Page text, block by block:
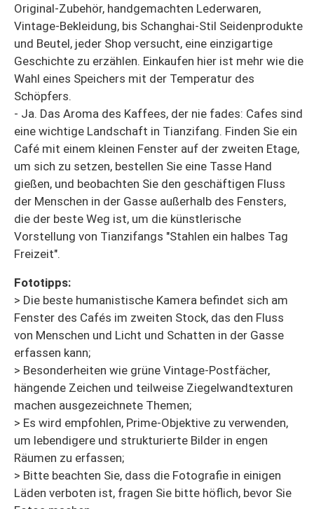
Original-Zubehör, handgemachten Lederwaren,
Vintage-Bekleidung, bis Schanghai-Stil Seidenprodukte
und Beutel, jeder Shop versucht, eine einzigartige
Geschichte zu erzählen. Einkaufen hier ist mehr wie die
Wahl eines Speichers mit der Temperatur des
Schöpfers.
- Ja. Das Aroma des Kaffees, der nie fades: Cafes sind
eine wichtige Landschaft in Tianzifang. Finden Sie ein
Café mit einem kleinen Fenster auf der zweiten Etage,
um sich zu setzen, bestellen Sie eine Tasse Hand
gießen, und beobachten Sie den geschäftigen Fluss
der Menschen in der Gasse außerhalb des Fensters,
die der beste Weg ist, um die künstlerische
Vorstellung von Tianzifangs "Stahlen ein halbes Tag
Freizeit".
Fototipps:
> Die beste humanistische Kamera befindet sich am
Fenster des Cafés im zweiten Stock, das den Fluss
von Menschen und Licht und Schatten in der Gasse
erfassen kann;
> Besonderheiten wie grüne Vintage-Postfächer,
hängende Zeichen und teilweise Ziegelwandtexturen
machen ausgezeichnete Themen;
> Es wird empfohlen, Prime-Objektive zu verwenden,
um lebendigere und strukturierte Bilder in engen
Räumen zu erfassen;
> Bitte beachten Sie, dass die Fotografie in einigen
Läden verboten ist, fragen Sie bitte höflich, bevor Sie